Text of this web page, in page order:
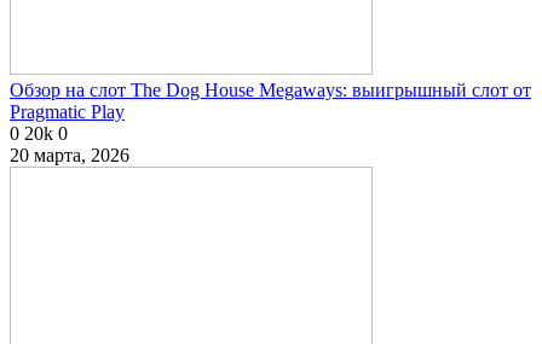
Обзор на слот The Dog House Megaways: выигрышный слот от
Pragmatic Play
0 20k 0
20 марта, 2026